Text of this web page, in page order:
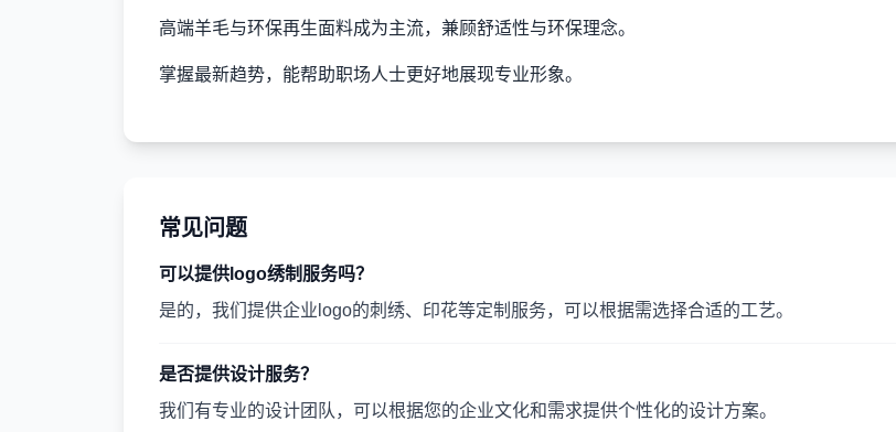
高端羊毛与环保再生面料成为主流，兼顾舒适性与环保理念。
掌握最新趋势，能帮助职场人士更好地展现专业形象。
常见问题
可以提供logo绣制服务吗？
是的，我们提供企业logo的刺绣、印花等定制服务，可以根据需选择合适的工艺。
是否提供设计服务？
我们有专业的设计团队，可以根据您的企业文化和需求提供个性化的设计方案。